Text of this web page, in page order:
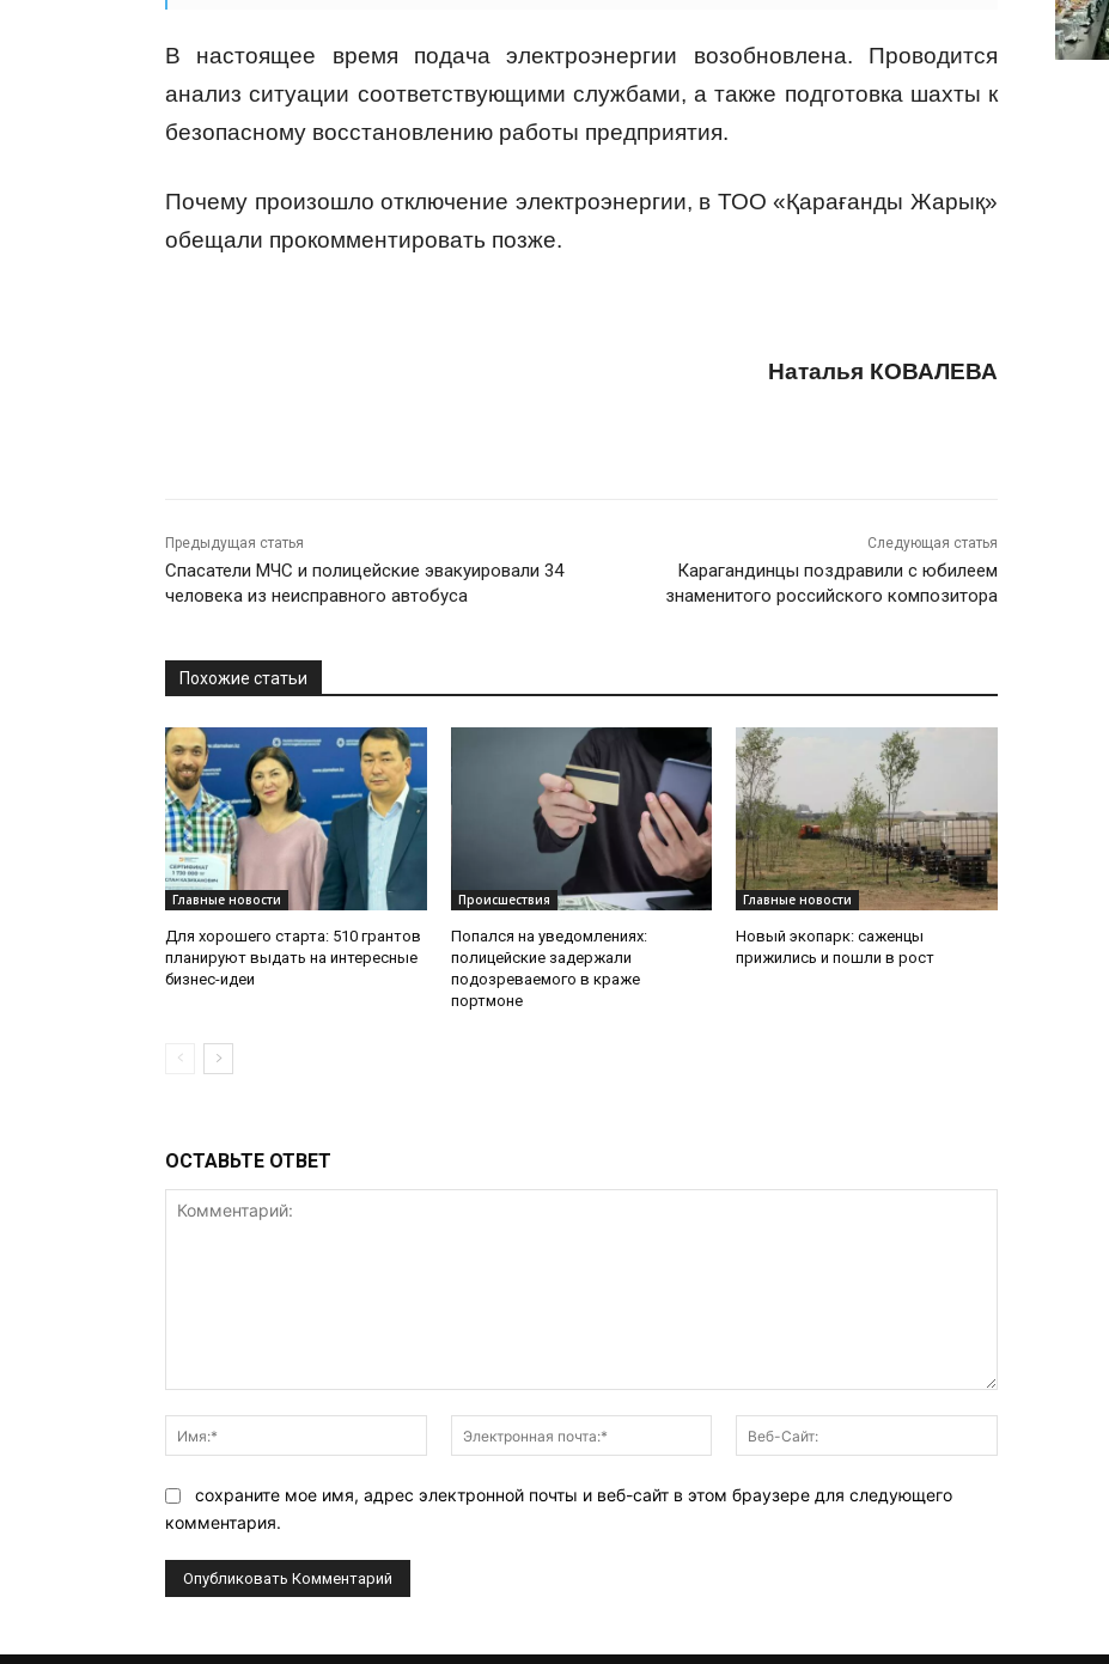
В настоящее время подача электроэнергии возобновлена. Проводится
анализ ситуации соответствующими службами, а также подготовка шахты к
безопасному восстановлению работы предприятия.
Почему произошло отключение электроэнергии, в ТОО «Қарағанды Жарық»
обещали прокомментировать позже.
Наталья КОВАЛЕВА
Предыдущая статья
Спасатели МЧС и полицейские эвакуировали 34
человека из неисправного автобуса
Следующая статья
Карагандинцы поздравили с юбилеем
знаменитого российского композитора
Похожие статьи
Главные новости
Для хорошего старта: 510 грантов
планируют выдать на интересные
бизнес-идеи
Происшествия
Попался на уведомлениях:
полицейские задержали
подозреваемого в краже
портмоне
Главные новости
Новый экопарк: саженцы
прижились и пошли в рост
ОСТАВЬТЕ ОТВЕТ
Имя:*
Электронная
почта:*
Сайт:
сохраните мое имя, адрес электронной почты и веб-сайт в этом браузере для следующего
комментария.